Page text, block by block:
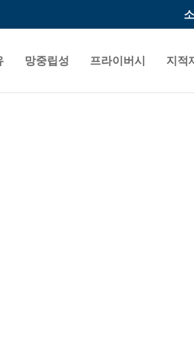
망중립성 프라이버시 지적